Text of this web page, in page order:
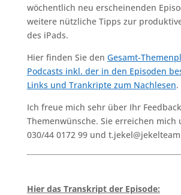
wöchentlich neu erscheinenden
weitere nützliche Tipps zur
des iPads.
Hier finden Sie den Gesamt-
Podcasts inkl. der in den Episoden
Links und Trankripte zum Nachlesen.
Ich freue mich sehr über Ihr
Themenwünsche. Sie erreichen
030/44 0172 99 und
Hier das Transkript der Episode: